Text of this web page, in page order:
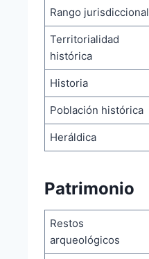
Rango jurisdiccional
Territorialidad
histórica
Historia
Población histórica
Heráldica
Patrimonio
Restos
arqueológicos